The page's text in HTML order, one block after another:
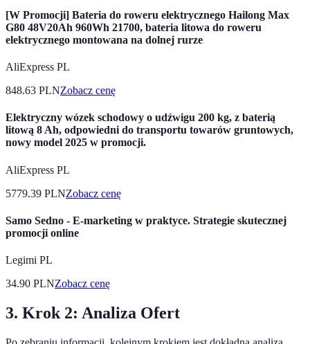
[W Promocji] Bateria do roweru elektrycznego Hailong Max
G80 48V20Ah 960Wh 21700, bateria litowa do roweru
elektrycznego montowana na dolnej rurze
AliExpress PL
848.63 PLNZobacz cenę
Elektryczny wózek schodowy o udźwigu 200 kg, z baterią
litową 8 Ah, odpowiedni do transportu towarów gruntowych,
nowy model 2025 w promocji.
AliExpress PL
5779.39 PLNZobacz cenę
Samo Sedno - E-marketing w praktyce. Strategie skutecznej
promocji online
Legimi PL
34.90 PLNZobacz cenę
3. Krok 2: Analiza Ofert